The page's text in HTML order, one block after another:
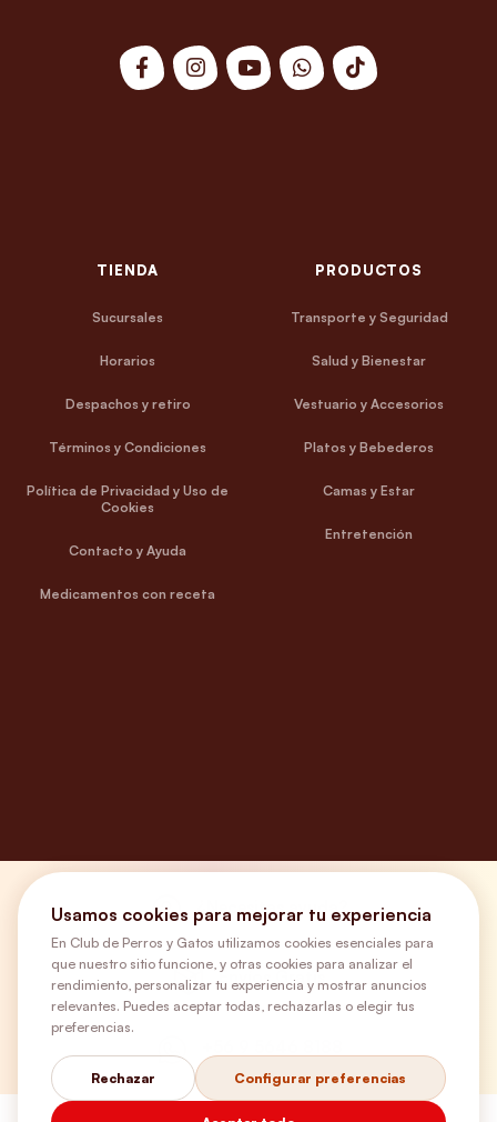
TIENDA
Sucursales
Horarios
Despachos y retiro
Términos y Condiciones
Política de Privacidad y Uso de
Cookies
Contacto y Ayuda
Medicamentos con receta
PRODUCTOS
Transporte y Seguridad
Salud y Bienestar
Vestuario y Accesorios
Platos y Bebederos
Camas y Estar
Entretención
¿Necesitas ayuda?
Envíos Gratis
Usamos cookies para mejorar tu experiencia
En Club de Perros y Gatos utilizamos cookies esenciales para
que nuestro sitio funcione, y otras cookies para analizar el
rendimiento, personalizar tu experiencia y mostrar anuncios
relevantes. Puedes aceptar todas, rechazarlas o elegir tus
preferencias.
Rechazar Configurar preferencias